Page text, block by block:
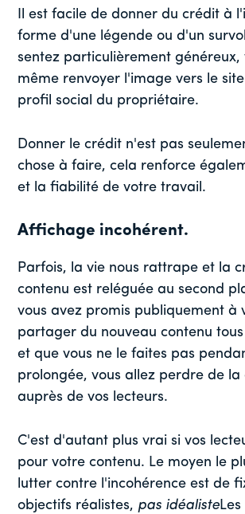
Il est facile de donner du crédit à
forme d'une légende ou d'un
sentez particulièrement généreux,
même renvoyer l'image vers le
profil social du propriétaire.
Donner le crédit n'est pas
chose à faire, cela renforce
et la fiabilité de votre travail.
Affichage incohérent.
Parfois, la vie nous rattrape et la
contenu est reléguée au second
vous avez promis publiquement à
partager du nouveau contenu
et que vous ne le faites pas
prolongée, vous allez perdre de
auprès de vos lecteurs.
C'est d'autant plus vrai si vos
pour votre contenu. Le moyen le
lutter contre l'incohérence est de
objectifs réalistes, pas idéaliste